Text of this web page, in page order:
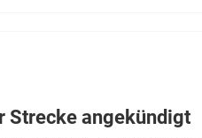
Strecke angekündigt